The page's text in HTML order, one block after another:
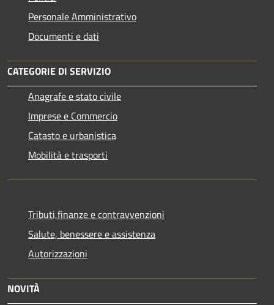
Personale Amministrativo
Documenti e dati
CATEGORIE DI SERVIZIO
Anagrafe e stato civile
Imprese e Commercio
Catasto e urbanistica
Mobilità e trasporti
Tributi,finanze e contravvenzioni
Salute, benessere e assistenza
Autorizzazioni
NOVITÀ